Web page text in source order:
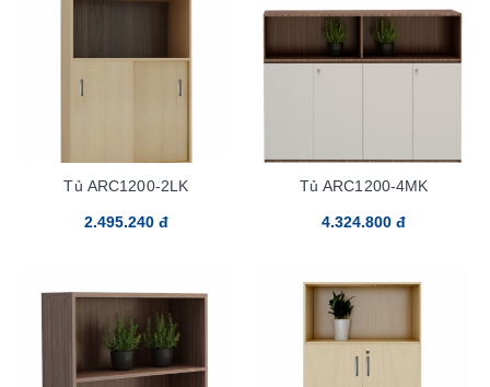
Tủ ARC1200-2LK
2.495.240 đ
Tủ ARC1200-4MK
4.324.800 đ